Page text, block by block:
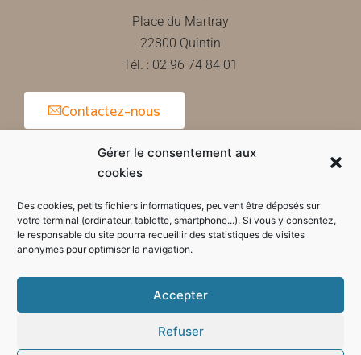
Gérer le consentement aux
cookies
Des cookies, petits fichiers informatiques, peuvent être déposés sur
votre terminal (ordinateur, tablette, smartphone...). Si vous y consentez,
le responsable du site pourra recueillir des statistiques de visites
anonymes pour optimiser la navigation.
Accepter
Refuser
Place du Martray
22800 Quintin
Tél. : 02 96 74 84 01
Contactez-nous
Horaires d'ouverture de la mairie